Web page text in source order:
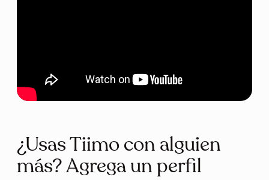
¿Usas Tiimo con alguien
más? Agrega un perfil